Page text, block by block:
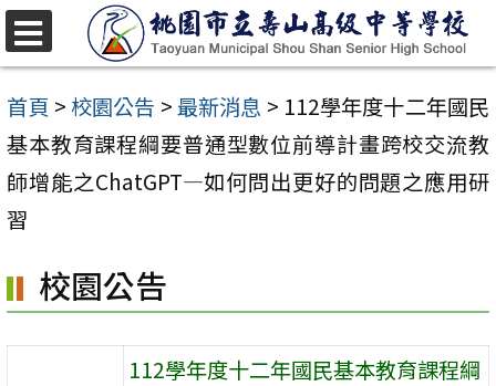
跳
至
主
要
內
容
首頁 >校園公告 >最新消息 > 112學年度十二年國民
基本教育課程綱要普通型數位前導計畫跨校交流教
師增能之ChatGPT―如何問出更好的問題之應用研
習
校園公告
112學年度十二年國民基本教育課程綱
選
單